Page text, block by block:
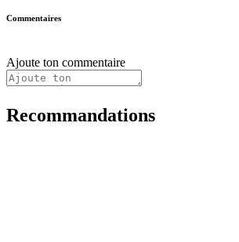
Commentaires
Ajoute ton commentaire
Recommandations